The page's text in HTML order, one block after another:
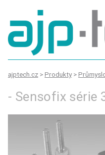
ajptech.cz >Produkty >
- Sensofix série